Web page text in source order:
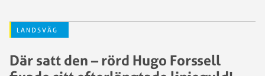
LANDSVÄG
Där satt den – rörd Hugo Forssell